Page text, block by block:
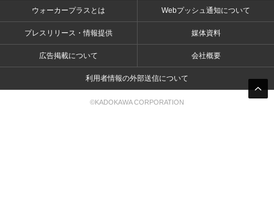
ウォーカープラスとは Webプッシュ通知について
プレスリリース・情報提供 媒体資料
広告掲載について 会社概要
利用者情報の外部送信について
©KADOKAWA CORPORATION